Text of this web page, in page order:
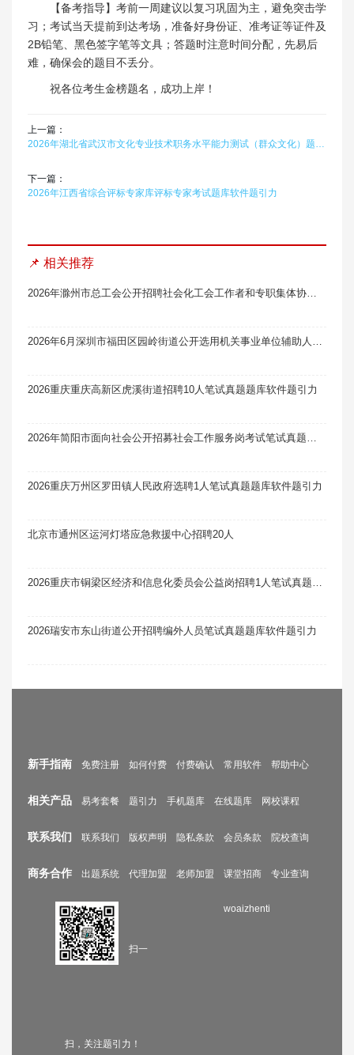
【备考指导】考前一周建议以复习巩固为主，避免突击学
习；考试当天提前到达考场，准备好身份证、准考证等证件及
2B铅笔、黑色签字笔等文具；答题时注意时间分配，先易后
难，确保会的题目不丢分。
祝各位考生金榜题名，成功上岸！
上一篇：
下一篇：
2026年江西省综合评标专家库评标专家考试题库软件题引力
📌 相关推荐
2026重庆重庆高新区虎溪街道招聘10人笔试真题题库软件题引力
2026重庆万州区罗田镇人民政府选聘1人笔试真题题库软件题引力
北京市通州区运河灯塔应急救援中心招聘20人
2026瑞安市东山街道公开招聘编外人员笔试真题题库软件题引力
新手指南 免费注册 如何付费 付费确认 常用软件 帮助中心
相关产品 易考套餐 题引力 手机题库 在线题库 网校课程
联系我们 联系我们 版权声明 隐私条款 会员条款 院校查询
商务合作 出题系统 代理加盟 老师加盟 课堂招商 专业查询
扫一
扫，关注题引力！
woaizhenti